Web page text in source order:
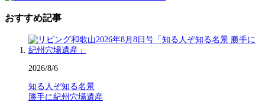
おすすめ記事
2026/8/6
知る人ぞ知る名景
勝手に紀州穴場遺産